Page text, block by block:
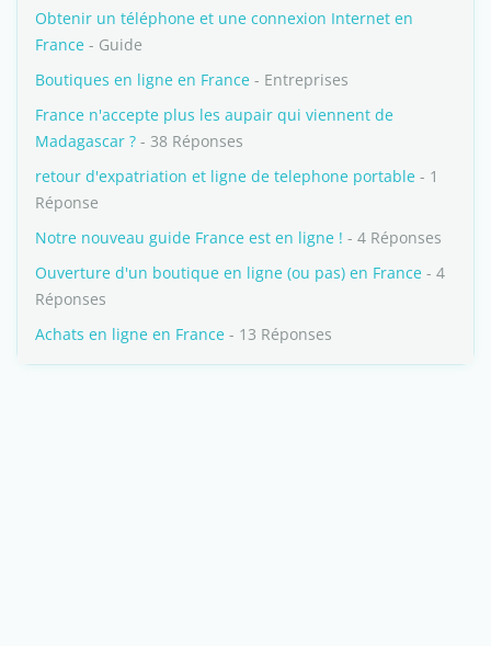
Obtenir un téléphone et une connexion Internet en
France - Guide
Boutiques en ligne en France - Entreprises
France n'accepte plus les aupair qui viennent de
Madagascar ? - 38 Réponses
retour d'expatriation et ligne de telephone portable - 1
Réponse
Notre nouveau guide France est en ligne ! - 4 Réponses
Ouverture d'un boutique en ligne (ou pas) en France - 4
Réponses
Achats en ligne en France - 13 Réponses